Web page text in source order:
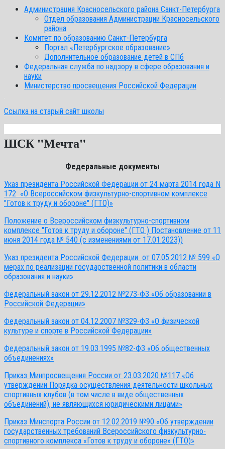
Администрация Красносельского района Санкт-Петербурга
Отдел образования Администрации Красносельского
района
Комитет по образованию Санкт-Петербурга
Портал «Петербургское образование»
Дополнительное образование детей в СПб
Федеральная служба по надзору в сфере образования и
науки
Министерство просвещения Российской Федерации
Ссылка на старый сайт школы
ШСК "Мечта"
Федеральные документы
Указ президента Российской Федерации от 24 марта 2014 года N
172 «О Всероссийском физкультурно-спортивном комплексе
"Готов к труду и обороне" (ГТО)»
Положение о Всероссийском физкультурно-спортивном
комплексе "Готов к труду и обороне" (ГТО ) Постановление от 11
июня 2014 года № 540 (с изменениями от 17.01.2023))
Указ президента Российской Федерации от 07.05.2012 № 599 «О
мерах по реализации государственной политики в области
образования и науки»
Федеральный закон от 29.12.2012 №273-ФЗ «Об образовании в
Российской Федерации»
Федеральный закон от 04.12.2007 №329-ФЗ «О физической
культуре и спорте в Российской Федерации»
Федеральный закон от 19.03.1995 №82-ФЗ «Об общественных
объединениях»
Приказ Минпросвещения России от 23.03.2020 №117 «Об
утверждении Порядка осуществления деятельности школьных
спортивных клубов (в том числе в виде общественных
объединений), не являющихся юридическими лицами»
Приказ Минспорта России от 12.02.2019 №90 «Об утверждении
государственных требований Всероссийского физкультурно-
спортивного комплекса «Готов к труду и обороне» (ГТО)»